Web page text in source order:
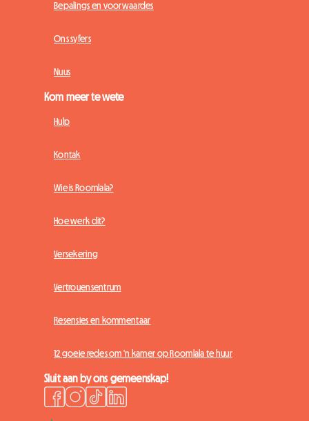
Bepalings en voorwaardes
Ons syfers
Nuus
Kom meer te wete
Hulp
Kontak
Wie is Roomlala?
Hoe werk dit?
Versekering
Vertrouensentrum
Resensies en kommentaar
12 goeie redes om 'n kamer op Roomlala te huur
Sluit aan by ons gemeenskap!